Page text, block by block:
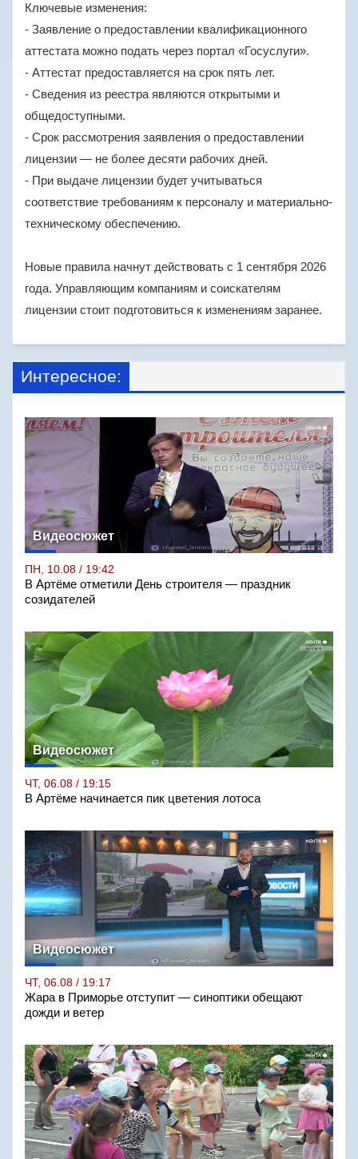
Ключевые изменения:
- Заявление о предоставлении квалификационного
аттестата можно подать через портал «Госуслуги».
- Аттестат предоставляется на срок пять лет.
- Сведения из реестра являются открытыми и
общедоступными.
- Срок рассмотрения заявления о предоставлении
лицензии — не более десяти рабочих дней.
- При выдаче лицензии будет учитываться
соответствие требованиям к персоналу и материально-
техническому обеспечению.
Новые правила начнут действовать с 1 сентября 2026
года. Управляющим компаниям и соискателям
лицензии стоит подготовиться к изменениям заранее.
Интересное:
Видеосюжет
ПН, 10.08 / 19:42
В Артёме отметили День строителя — праздник
созидателей
Видеосюжет
ЧТ, 06.08 / 19:15
В Артёме начинается пик цветения лотоса
Видеосюжет
ЧТ, 06.08 / 19:17
Жара в Приморье отступит — синоптики обещают
дожди и ветер